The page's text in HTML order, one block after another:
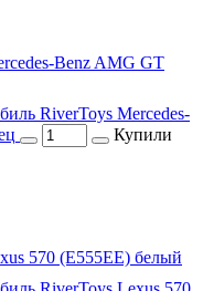
Benz AMG GT
RiverToys Mercedes-
Купили
570 (E555EE) белый